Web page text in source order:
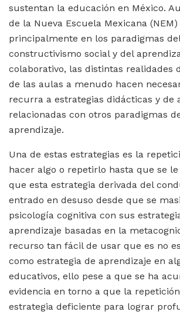
sustentan la educación en México.
de la Nueva Escuela Mexicana (NEM)
principalmente en los paradigmas del
constructivismo social y del
colaborativo, las distintas realidades
de las aulas a menudo hacen
recurra a estrategias didácticas y de
relacionadas con otros paradigmas
aprendizaje.
Una de estas estrategias es la
hacer algo o repetirlo hasta que se le
que esta estrategia derivada del
entrado en desuso desde que se
psicología cognitiva con sus
aprendizaje basadas en la
recurso tan fácil de usar que es no
como estrategia de aprendizaje en
educativos, ello pese a que se ha
evidencia en torno a que la
estrategia deficiente para lograr